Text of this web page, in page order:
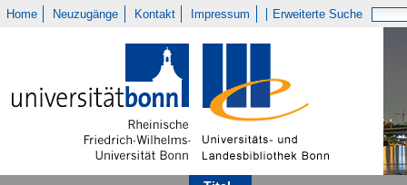
Home Neuzugänge Kontakt Impressum Erweiterte Suche